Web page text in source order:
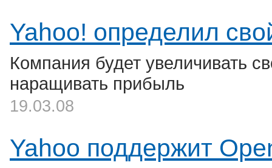
Yahoo! определил
Компания будет увеличивать
наращивать прибыль
19.03.08
Yahoo поддержит